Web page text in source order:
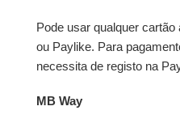
Pode usar qualquer
ou Paylike. Para
necessita de registo na
MB Way